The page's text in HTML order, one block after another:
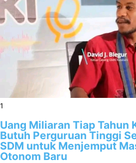
1
Uang Miliaran Tiap Tahun
Butuh Perguruan Tinggi
SDM untuk Menjemput
Otonom Baru